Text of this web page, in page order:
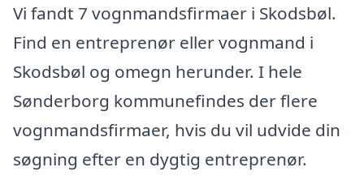
Vi fandt 7 vognmandsfirmaer i Skodsbøl.
Find en entreprenør eller vognmand i
Skodsbøl og omegn herunder. I hele
Sønderborg kommunefindes der flere
vognmandsfirmaer, hvis du vil udvide din
søgning efter en dygtig entreprenør.